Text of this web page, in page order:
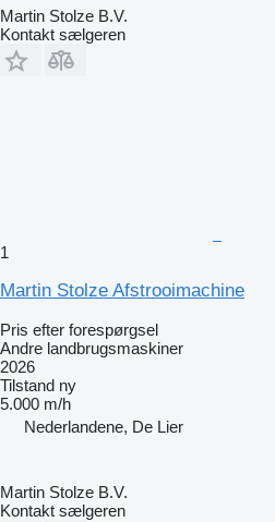
Martin Stolze B.V.
Kontakt sælgeren
1
Martin Stolze Afstrooimachine
Pris efter forespørgsel
Andre landbrugsmaskiner
2026
Tilstand ny
5.000 m/h
Nederlandene, De Lier
Martin Stolze B.V.
Kontakt sælgeren